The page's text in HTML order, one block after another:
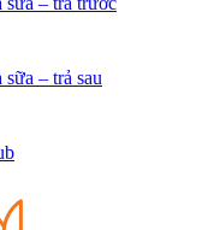
sữa – trả sau